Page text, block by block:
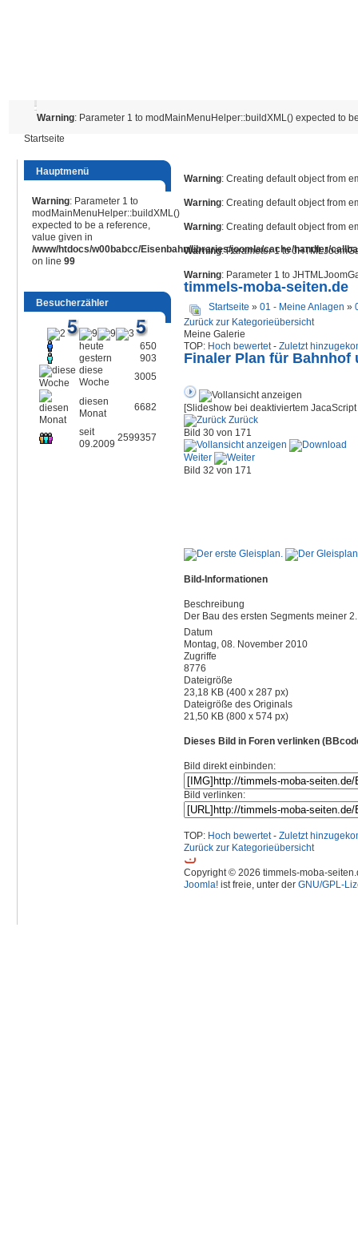
Warning: Parameter 1 to modMainMenuHelper::buildXML() expected to
Startseite
Hauptmenü
Warning: Parameter 1 to
modMainMenuHelper::buildXML()
expected to be a reference,
value given in
/www/htdocs/w00babcc/Eisenbahn/libraries/joomla/cache/handler/
on line 99
Besucherzähler
heute
650
gestern
903
diese
Woche
3005
diesen
Monat
6682
seit
09.2009
2599357
Warning: Creating default object from
Warning: Creating default object from
Warning: Creating default object from
Warning: Parameter 1 to
Warning: Parameter 1 to
timmels-moba-seiten.de
Startseite » 01 - Meine Anlagen »
Zurück zur Kategorieübersicht
Meine Galerie
TOP: Hoch bewertet- Zuletzt
Finaler Plan für Bahnhof
[Slideshow bei deaktiviertem
Zurück
Bild 30 von 171
Weiter
Bild 32 von 171
Bild-Informationen
Beschreibung
Der Bau des ersten Segments meiner
Datum
Montag, 08. November 2010
Zugriffe
8776
Dateigröße
23,18 KB (400 x 287 px)
Dateigröße des Originals
21,50 KB (800 x 574 px)
Dieses Bild in Foren verlinken
Bild direkt einbinden:
Bild verlinken:
TOP: Hoch bewertet- Zuletzt
Zurück zur Kategorieübersicht
Copyright © 2026 timmels-moba-
Joomla! ist freie, unter der GNU/GPL-